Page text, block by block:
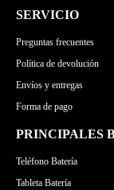
SERVICIO
Preguntas frecuentes
Política de devolución
Envíos y entregas
Forma de pago
PRINCIPALES
Teléfono Batería
Tableta Batería